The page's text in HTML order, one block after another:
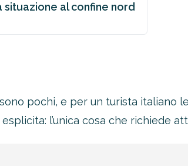
situazione al confine nord
sono pochi, e per un turista italiano
l’unica cosa che richiede
oltre il 21%!